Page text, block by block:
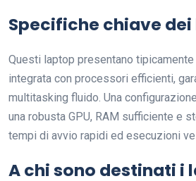
Specifiche chiave
Questi laptop presentano tipicamente
integrata con processori efficienti,
multitasking fluido. Una
una robusta GPU, RAM sufficiente e
tempi di avvio rapidi ed esecuzioni
A chi sono destinati i